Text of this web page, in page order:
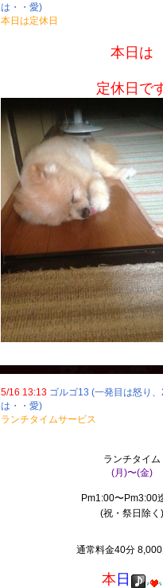
は・・愛)
本日は定休日
本日は
定休日で
5/16 13:13 ゴルゴ13 (一発目は怒り
は・・愛)
ランチタイムサービス
ランチタイム
(月)〜(金)
Pm1:00〜Pm3:00
(祝・祭日除く)
通常料金40分 8,000
本 日